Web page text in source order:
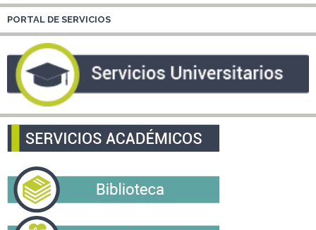
PORTAL DE SERVICIOS